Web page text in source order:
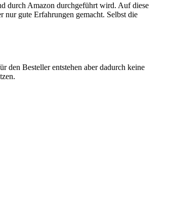
durch Amazon durchgeführt wird. Auf diese
gute Erfahrungen gemacht. Selbst die
Besteller entstehen aber dadurch keine